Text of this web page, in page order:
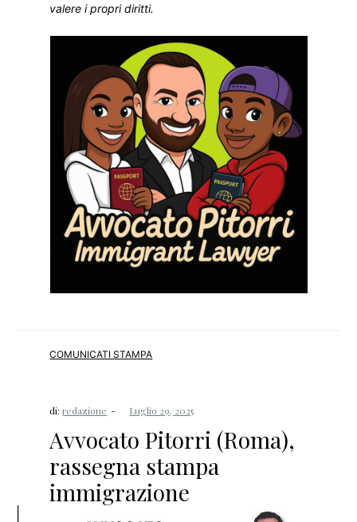
valere i propri diritti.
COMUNICATI STAMPA
di:redazione
Avvocato Pitorri (Roma),
rassegna stampa
immigrazione